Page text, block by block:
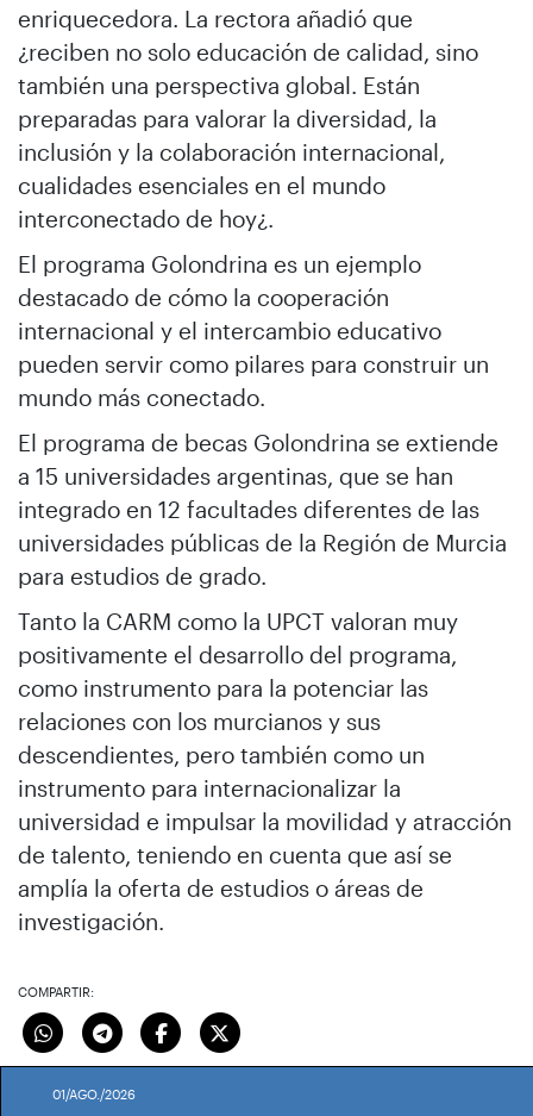
enriquecedora. La rectora añadió que
¿reciben no solo educación de calidad, sino
también una perspectiva global. Están
preparadas para valorar la diversidad, la
inclusión y la colaboración internacional,
cualidades esenciales en el mundo
interconectado de hoy¿.
El programa Golondrina es un ejemplo
destacado de cómo la cooperación
internacional y el intercambio educativo
pueden servir como pilares para construir un
mundo más conectado.
El programa de becas Golondrina se extiende
a 15 universidades argentinas, que se han
integrado en 12 facultades diferentes de las
universidades públicas de la Región de Murcia
para estudios de grado.
Tanto la CARM como la UPCT valoran muy
positivamente el desarrollo del programa,
como instrumento para la potenciar las
relaciones con los murcianos y sus
descendientes, pero también como un
instrumento para internacionalizar la
universidad e impulsar la movilidad y atracción
de talento, teniendo en cuenta que así se
amplía la oferta de estudios o áreas de
investigación.
COMPARTIR:
01/AGO./2026